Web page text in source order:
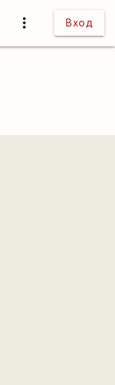
more_vert Вход